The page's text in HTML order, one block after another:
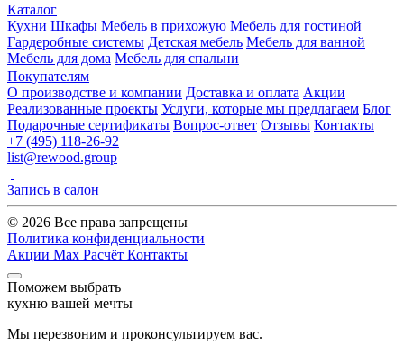
Каталог
Кухни Шкафы Мебель в прихожую Мебель для гостиной
Гардеробные системы Детская мебель Мебель для ванной
Мебель для дома Мебель для спальни
Покупателям
О производстве и компании Доставка и оплата Акции
Реализованные проекты Услуги, которые мы предлагаем Блог
Подарочные сертификаты Вопрос-ответ Отзывы Контакты
+7 (495) 118-26-92
list@rewood.group
Запись в салон
© 2026 Все права запрещены
Политика конфиденциальности
Акции Max Расчёт Контакты
Поможем выбрать
кухню вашей мечты
Мы перезвоним и проконсультируем вас.